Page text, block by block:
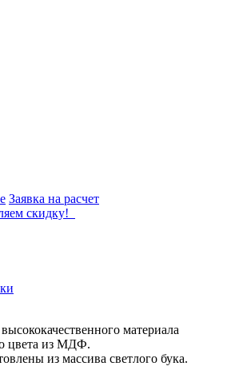
Заявка на расчет
скидку!
материала
цвета из МДФ.
из массива светлого бука.